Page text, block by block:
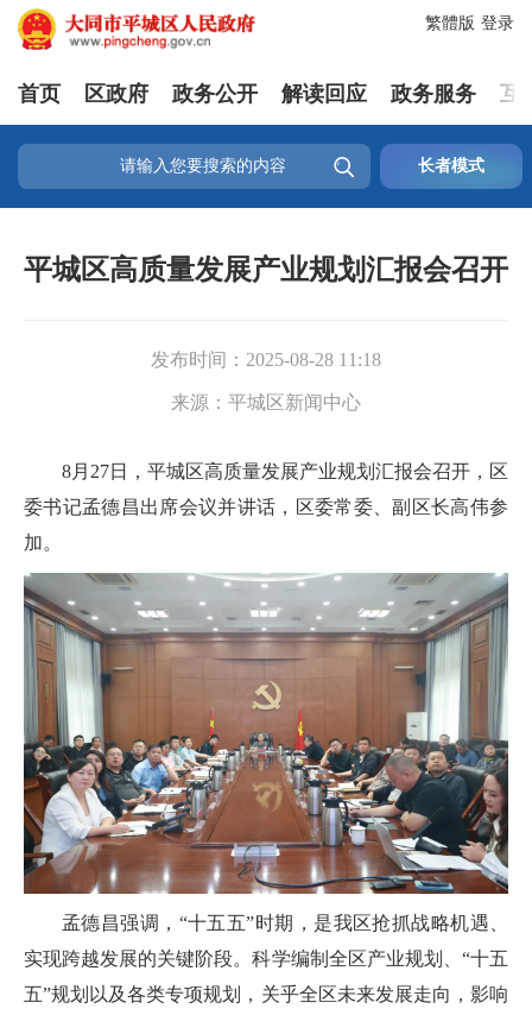
登录
繁體版
首页 区政府 政务公开 解读回应 政务服务 互
 长者模式
平城区高质量发展产业规划汇报会召开
发布时间： 2025-08-28 11:18
来源： 平城区新闻中心
8月27日，平城区高质量发展产业规划汇报会召开，区
委书记孟德昌出席会议并讲话，区委常委、副区长高伟参
加。
孟德昌强调，“十五五”时期，是我区抢抓战略机遇、
实现跨越发展的关键阶段。科学编制全区产业规划、“十五
五”规划以及各类专项规划，关乎全区未来发展走向，影响